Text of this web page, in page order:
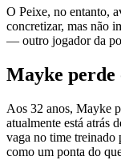
O Peixe, no entanto,
concretizar, mas não
— outro jogador da
Mayke perde
Aos 32 anos, Mayke
atualmente está atrás
vaga no time
como um ponta do